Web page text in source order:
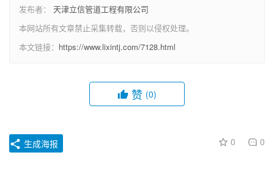
发布者： 天津立信管道工程有限公司
本网站所有文章禁止采集转载，否则以侵权处理。
本文链接： https://www.lixintj.com/7128.html
赞 (0)
0 0
生成海报